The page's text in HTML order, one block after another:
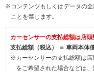
※コンテンツもしくはデータの
ことを禁じます。
カーセンサーの支払総額は店
支払総額（税込） ＝ 車両本体
※カーセンサーの支払総額は
をご希望された場合などは